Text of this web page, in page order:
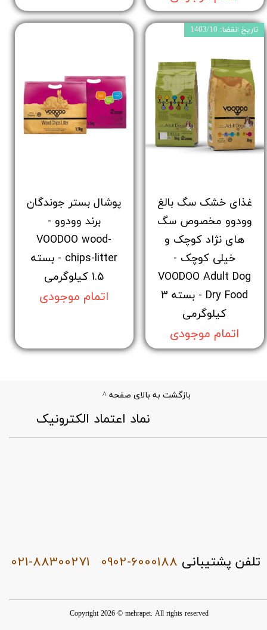
غذای خشک سگ بالغ
وودوو مخصوص سگ
های نژاد کوچک و
خیلی کوچک -
VOODOO Adult Dog
Dry Food - بسته 3
کیلوگرمی
اتمام موجودی
تاریخ انقضا: 1403/10
پوشال بستر جوندگان
برند وودوو -
VOODOO wood-
chips-litter - بسته
1.5 کیلوگرمی
اتمام موجودی
0902-6000188
بازگشت به بالای صفحه ^
021-88300271
Copyright 2026 © mehrapet. All rights reserved
​نماد اعتماد الکترونیک